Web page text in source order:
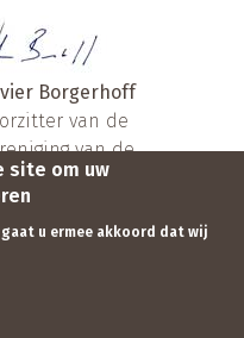
Borgerhoff
van de
van de
België
site om uw
u ermee akkoord dat wij